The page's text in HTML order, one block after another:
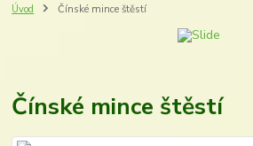
Úvod Čínské mince štěstí
Čínské mince štěstí